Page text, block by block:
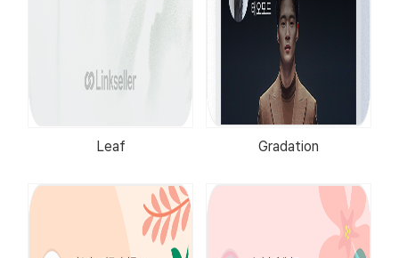
Leaf Gradation